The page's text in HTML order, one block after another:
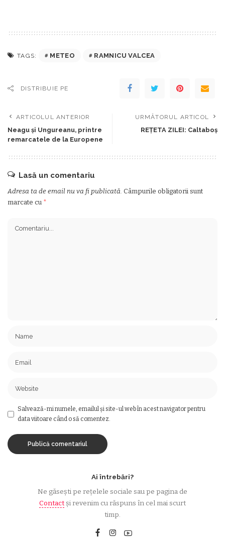
TAGS: METEO RAMNICU VALCEA
DISTRIBUIE PE
ARTICOLUL ANTERIOR
Neagu şi Ungureanu, printre
remarcatele de la Europene
URMĂTORUL ARTICOL
REŢETA ZILEI: Caltaboș
Lasă un comentariu
Adresa ta de email nu va fi publicată. Câmpurile obligatorii sunt
marcate cu *
Salvează-mi numele, emailul și site-ul web în acest navigator pentru
data viitoare când o să comentez.
Ai întrebări?
Ne găsești pe rețelele sociale sau pe pagina de
Contactși revenim cu răspuns în cel mai scurt
timp.